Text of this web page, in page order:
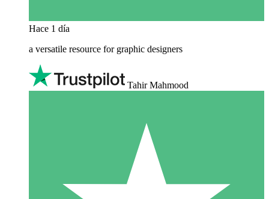
Hace 1 día
a versatile resource for graphic designers
Tahir Mahmood